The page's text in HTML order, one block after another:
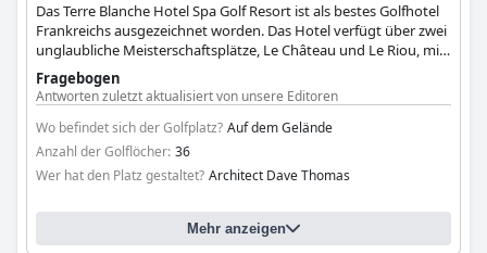
Das Terre Blanche Hotel Spa Golf Resort ist als bestes Golfhotel
Frankreichs ausgezeichnet worden. Das Hotel verfügt über zwei
unglaubliche Meisterschaftsplätze, Le Château und Le Riou, mit
jeweils 18 Löchern, die von der Natur und der Schönheit der
umliegenden Landschaft inspiriert sind, und ermöglicht es den
Gästen, voll und ganz in das Golferlebnis einzutauchen und
einen angenehmen und unvergesslichen Aufenthalt zu
verbringen. Ein Clubhaus und ein Trainingszentrum stehen den
Gästen ebenfalls zur Verfügung.
Fragebogen
Antworten zuletzt aktualisiert von unsere Editoren
Wo befindet sich der Golfplatz? Auf dem Gelände
Anzahl der Golflöcher: 36
Wer hat den Platz gestaltet? Architect Dave Thomas
Mehr anzeigen